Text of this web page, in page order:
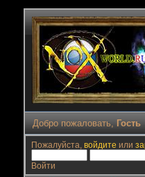
Добро пожаловать, Гость
Пожалуйста, войдите или
Войти